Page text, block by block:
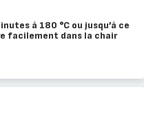
à 180 °C ou jusqu’à ce
facilement dans la chair